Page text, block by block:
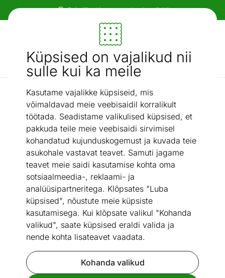
Küpsised on vajalikud nii
sulle kui ka meile
Kasutame vajalikke küpsiseid, mis
võimaldavad meie veebisaidil korralikult
töötada. Seadistame valikulised küpsised, et
pakkuda teile meie veebisaidi sirvimisel
kohandatud kujunduskogemust ja kuvada teie
asukohale vastavat teavet. Samuti jagame
teavet meie saidi kasutamise kohta oma
sotsiaalmeedia-, reklaami- ja
analüüsipartneritega. Klõpsates "Luba
küpsised", nõustute meie küpsiste
kasutamisega. Kui klõpsate valikul "Kohanda
valikud", saate küpsised eraldi valida ja
nende kohta lisateavet vaadata.
Kohanda valikud
Paindlikud ja mugavad makseviisid!
Mööbel ja sisustus - ON24
Otsi...
AI otsing
Kodutehnika
Varstolmuimeja Bissell CrossWave HydroSteam Pet Select